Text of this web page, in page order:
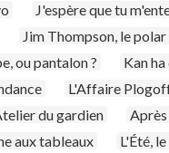
J'espère que tu
Jim Thompson, le polar
ou pantalon ? Kan
L'Affaire
du gardien
aux tableaux L'Été,